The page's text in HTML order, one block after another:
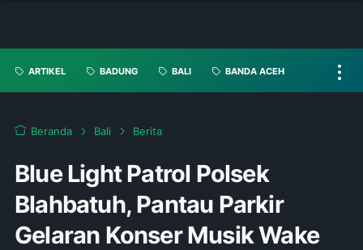
ARTIKEL BADUNG BALI BANDA ACEH
Beranda Bali Berita
Blue Light Patrol Polsek
Blahbatuh, Pantau Parkir
Gelaran Konser Musik Wake